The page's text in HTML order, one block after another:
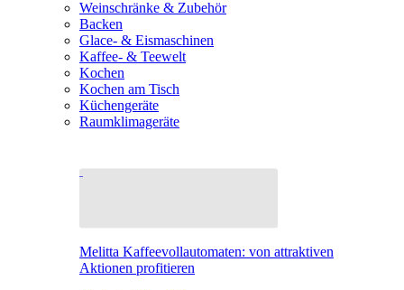
Weinschränke & Zubehör
Backen
Glace- & Eismaschinen
Kaffee- & Teewelt
Kochen
Kochen am Tisch
Küchengeräte
Raumklimageräte
Melitta Kaffeevollautomaten: von attraktiven
Aktionen profitieren